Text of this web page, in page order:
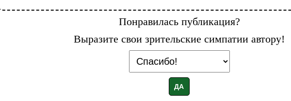
Понравилась публикация?
Выразите свои зрительские симпатии автору!